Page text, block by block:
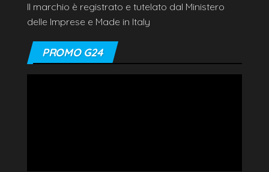
Il marchio è registrato e tutelato dal Ministero
delle Imprese e Made in Italy
PROMO G24